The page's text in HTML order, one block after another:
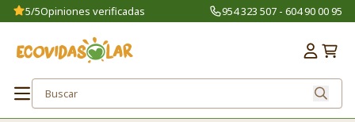
5/5Opiniones verificadas 954 323 507 - 604 90 00 95